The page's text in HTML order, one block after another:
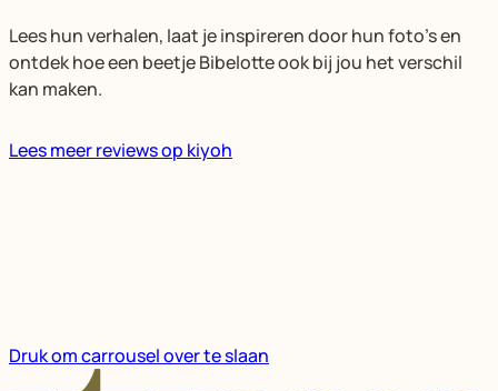
Lees hun verhalen, laat je inspireren door hun foto’s en
ontdek hoe een beetje Bibelotte ook bij jou het verschil
kan maken.
Lees meer reviews op kiyoh
Druk om carrousel over te slaan